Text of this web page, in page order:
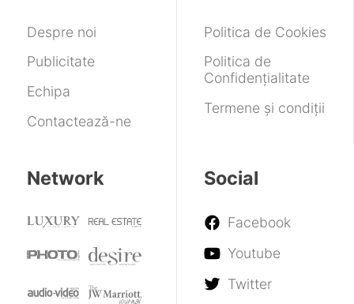
Despre noi
Publicitate
Echipa
Contactează-ne
Politica de Cookies
Politica de
Confidențialitate
Termene și condiții
Network Social
Facebook
Youtube
Twitter